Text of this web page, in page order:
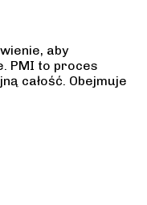
aby
PMI to proces
całość. Obejmuje